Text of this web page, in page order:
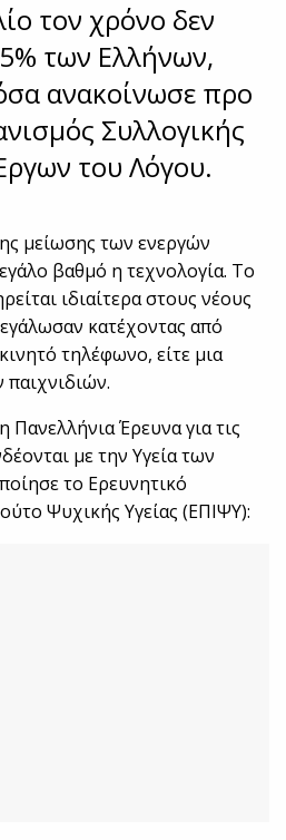
τον χρόνο δεν
των Ελλήνων,
ανακοίνωσε προ
Συλλογικής
του Λόγου.
μείωσης των ενεργών
βαθμό η τεχνολογία. Το
ιδιαίτερα στους νέους
κατέχοντας από
τηλέφωνο, είτε μια
Πανελλήνια Έρευνα για τις
με την Υγεία των
το Ερευνητικό
Ψυχικής Υγείας (ΕΠΙΨΥ):